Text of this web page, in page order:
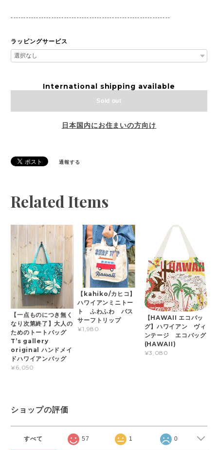
---------------------------------------------------------------
ラッピングサービス
International shipping available
Sold out
日本国内にお住まいの方向け
通報する
Related Items
【一点ものにつき無く
なり次第終了】大人の
ためのトートバッグ
T’s gallery
original ハンドメイ
ドハワイアンバッグ
¥6,050
【kahiko/カヒコ】
ハワイアンミニトー
ト ふわふわ バス
サーフトリップ
¥1,980
【HAWAII エコバッ
グ】ハワイアン ヴィ
ンテージ エコバッグ
(HAWAII)
¥3,080
ショップの評価
すべて 57 1 0